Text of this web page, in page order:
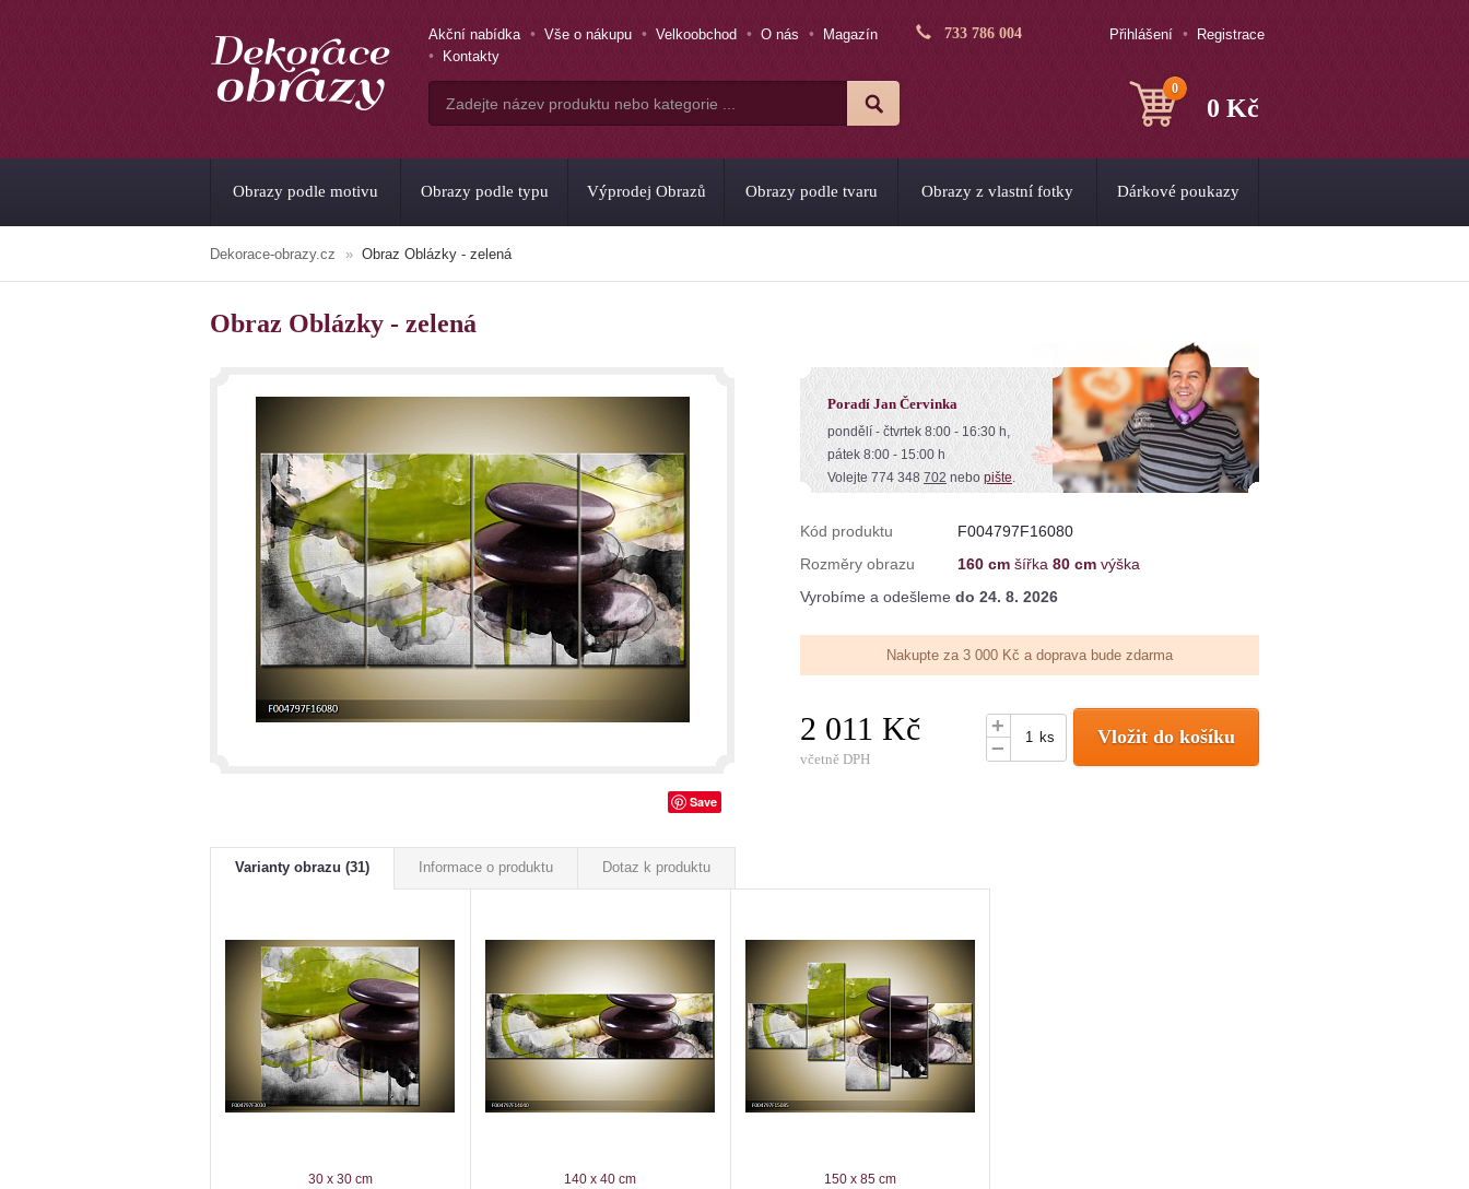
Akční nabídka Vše o nákupu Velkoobchod O nás
Magazín
Kontakty
733 786 004 Přihlášení Registrace
0 Kč
0
Obrazy podle motivu Obrazy podle typu Výprodej Obrazů Obrazy podle tvaru Obrazy z vlastní fotky Dárkové poukazy
Dekorace-obrazy.cz Obraz Oblázky - zelená
Obraz Oblázky - zelená
Save
Poradí Jan Červinka
pondělí - čtvrtek 8:00 - 16:30 h,
pátek 8:00 - 15:00 h
Volejte 774 348 702 nebo pište.
Kód produktu
F004797F16080
Rozměry obrazu
160 cm šířka 80 cm výška
Vyrobíme a odešleme do 24. 8. 2026
Nakupte za 3 000 Kč a doprava bude zdarma
2 011 Kč
včetně DPH
+
– ks Vložit do košíku
Varianty obrazu (31) Informace o produktu Dotaz k produktu
30 x 30 cm 140 x 40 cm 150 x 85 cm